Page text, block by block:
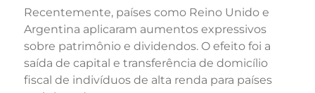
Recentemente, países como Reino Unido e
Argentina aplicaram aumentos expressivos
sobre patrimônio e dividendos. O efeito foi a
saída de capital e transferência de domicílio
fiscal de indivíduos de alta renda para países